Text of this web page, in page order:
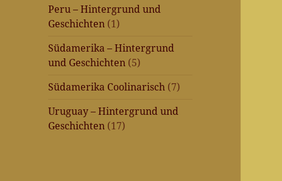
Peru – Hintergrund und
Geschichten (1)
Südamerika – Hintergrund
und Geschichten (5)
Südamerika Coolinarisch (7)
Uruguay – Hintergrund und
Geschichten (17)